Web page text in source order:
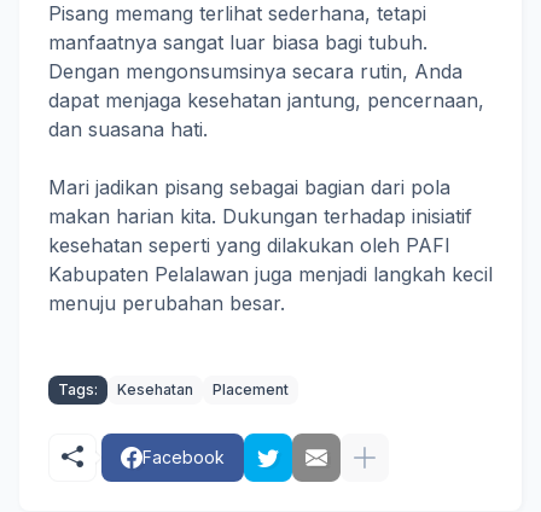
Pisang memang terlihat sederhana, tetapi
manfaatnya sangat luar biasa bagi tubuh.
Dengan mengonsumsinya secara rutin, Anda
dapat menjaga kesehatan jantung, pencernaan,
dan suasana hati.
Mari jadikan pisang sebagai bagian dari pola
makan harian kita. Dukungan terhadap inisiatif
kesehatan seperti yang dilakukan oleh PAFI
Kabupaten Pelalawan juga menjadi langkah kecil
menuju perubahan besar.
Tags: Kesehatan Placement
Facebook